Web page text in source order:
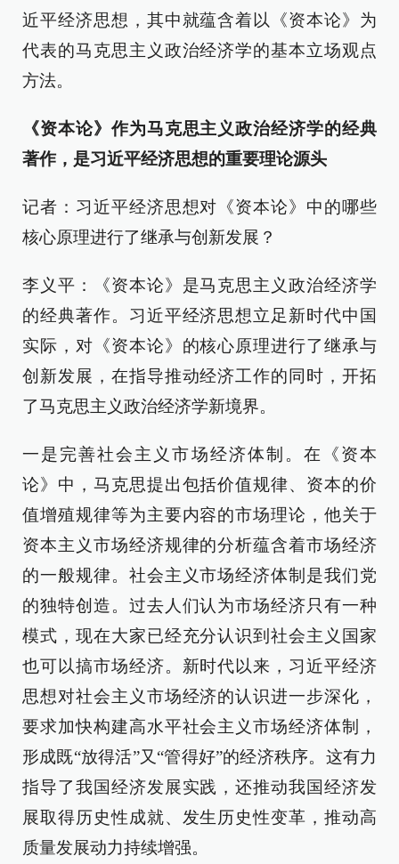
近平经济思想，其中就蕴含着以《资本论》为
代表的马克思主义政治经济学的基本立场观点
方法。
《资本论》作为马克思主义政治经济学的经典
著作，是习近平经济思想的重要理论源头
记者：习近平经济思想对《资本论》中的哪些
核心原理进行了继承与创新发展？
李义平：《资本论》是马克思主义政治经济学
的经典著作。习近平经济思想立足新时代中国
实际，对《资本论》的核心原理进行了继承与
创新发展，在指导推动经济工作的同时，开拓
了马克思主义政治经济学新境界。
一是完善社会主义市场经济体制。在《资本
论》中，马克思提出包括价值规律、资本的价
值增殖规律等为主要内容的市场理论，他关于
资本主义市场经济规律的分析蕴含着市场经济
的一般规律。社会主义市场经济体制是我们党
的独特创造。过去人们认为市场经济只有一种
模式，现在大家已经充分认识到社会主义国家
也可以搞市场经济。新时代以来，习近平经济
思想对社会主义市场经济的认识进一步深化，
要求加快构建高水平社会主义市场经济体制，
形成既“放得活”又“管得好”的经济秩序。这有力
指导了我国经济发展实践，还推动我国经济发
展取得历史性成就、发生历史性变革，推动高
质量发展动力持续增强。